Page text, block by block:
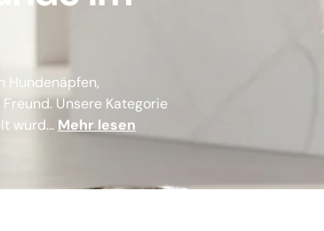
Hundenäpfen,
Unsere Kategorie
wurd... Mehr lesen